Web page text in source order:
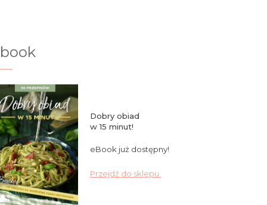
Dobry obiad
w 15 minut!
eBook już dostępny!
Przejdź do sklepu.